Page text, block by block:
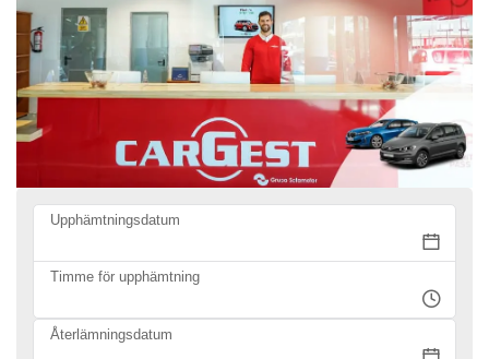
Upphämtningsdatum
Timme för upphämtning
Återlämningsdatum